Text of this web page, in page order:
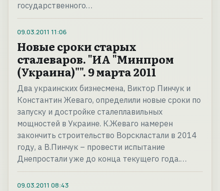
государственного…
09.03.2011 11:06
Новые сроки старых
сталеваров. "ИА "Минпром
(Украина)"". 9 марта 2011
Два украинских бизнесмена, Виктор Пинчук и
Константин Жеваго, определили новые сроки по
запуску и достройке сталеплавильных
мощностей в Украине. К.Жеваго намерен
закончить строительство Ворскластали в 2014
году, а В.Пинчук – провести испытание
Днепростали уже до конца текущего года.…
09.03.2011 08:43